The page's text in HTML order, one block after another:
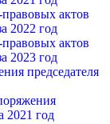
актов
2022 год
актов
2023 год
председателя
2021 год